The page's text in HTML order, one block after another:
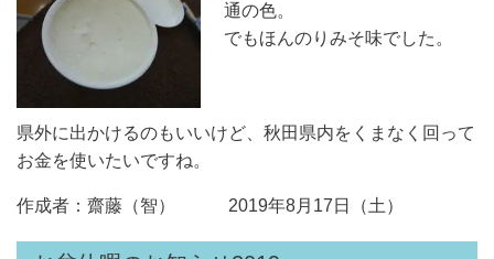
通の色。
でもほんのりみそ味でした。
県外に出かけるのもいいけど、秋田県内をくまなく回って
お金を使いたいですね。
作成者：齋藤（智） 2019年8月17日（土）